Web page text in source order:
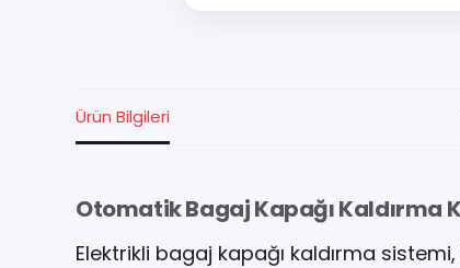
Ürün Bilgileri
Otomatik Bagaj Kapağı Kaldırma
Elektrikli bagaj kapağı kaldırma